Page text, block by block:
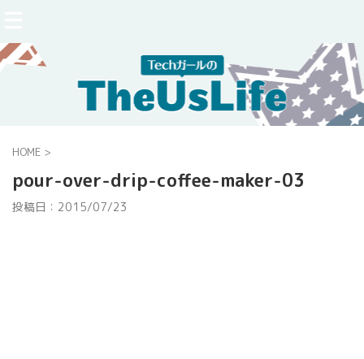
HOME >
pour-over-drip-coffee-maker-03
投稿日： 2015/07/23